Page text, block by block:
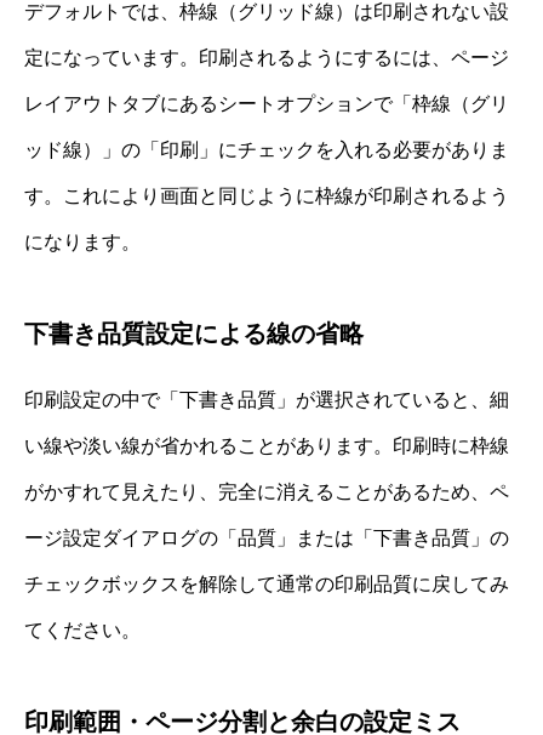
デフォルトでは、枠線（グリッド線）は印刷されない設
定になっています。印刷されるようにするには、ページ
レイアウトタブにあるシートオプションで「枠線（グリ
ッド線）」の「印刷」にチェックを入れる必要がありま
す。これにより画面と同じように枠線が印刷されるよう
になります。
下書き品質設定による線の省略
印刷設定の中で「下書き品質」が選択されていると、細
い線や淡い線が省かれることがあります。印刷時に枠線
がかすれて見えたり、完全に消えることがあるため、ペ
ージ設定ダイアログの「品質」または「下書き品質」の
チェックボックスを解除して通常の印刷品質に戻してみ
てください。
印刷範囲・ページ分割と余白の設定ミス